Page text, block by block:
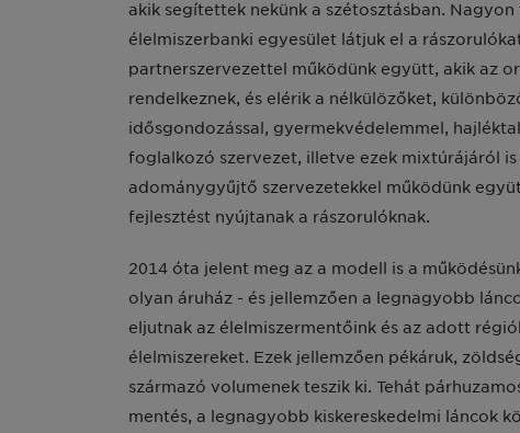
akik segítettek nekünk a szétosztásban.
élelmiszerbanki egyesület látjuk el a
partnerszervezettel működünk együtt, akik az
rendelkeznek, és elérik a nélkülözőket,
idősgondozással, gyermekvédelemmel,
foglalkozó szervezet, illetve ezek mixtúrájáról
adománygyűjtő szervezetekkel működünk
fejlesztést nyújtanak a rászorulóknak.
2014 óta jelent meg az a modell is a
olyan áruház - és jellemzően a legnagyobb
eljutnak az élelmiszermentőink és az adott
élelmiszereket. Ezek jellemzően pékáruk,
származó volumenek teszik ki. Tehát
mentés, a legnagyobb kiskereskedelmi láncok